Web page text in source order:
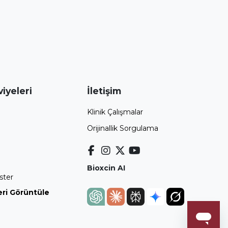
Görüntüle
İletişim
Klinik Çalışmalar
Orijinallik Sorgulama
Bioxcin AI